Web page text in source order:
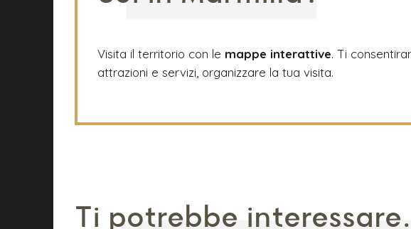
Visita il territorio con le mappe interattive. Ti
attrazioni e servizi, organizzare la tua visita.
Ti potrebbe